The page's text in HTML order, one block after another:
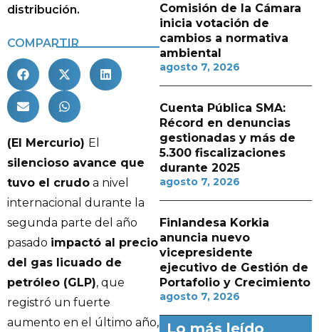
distribución.
COMPARTIR
(El Mercurio) El
silencioso avance que
tuvo el crudo a nivel
internacional durante la
segunda parte del año
pasado impactó al precio
del gas licuado de
petróleo (GLP), que
registró un fuerte
aumento en el último año,
Comisión de la Cámara
inicia votación de
cambios a normativa
ambiental
agosto 7, 2026
Cuenta Pública SMA:
Récord en denuncias
gestionadas y más de
5.300 fiscalizaciones
durante 2025
agosto 7, 2026
Finlandesa Korkia
anuncia nuevo
vicepresidente
ejecutivo de Gestión de
Portafolio y Crecimiento
agosto 7, 2026
Lo más leído